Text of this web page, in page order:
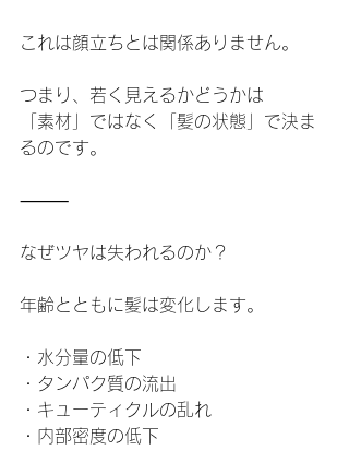
これは顔立ちとは関係ありません。
つまり、若く見えるかどうかは
「素材」ではなく「髪の状態」で決ま
るのです。
⸻
なぜツヤは失われるのか？
年齢とともに髪は変化します。
・水分量の低下
・タンパク質の流出
・キューティクルの乱れ
・内部密度の低下